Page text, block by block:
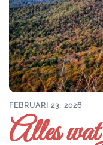
FEBRUARI 23, 2026
Alles wat